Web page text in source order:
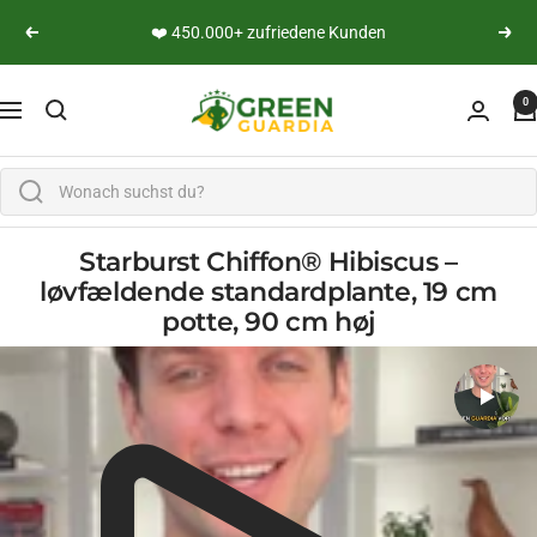
Vend tilbage
👨‍🔬 Persönliche Expertenberatung
Navigation
Green Guardia - Ihr Experte für Schädlinge und 0
Starburst Chiffon® Hibiscus –
løvfældende standardplante, 19 cm
potte, 90 cm høj